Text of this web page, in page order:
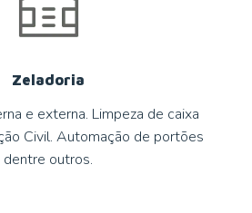
Zeladoria
e externa. Limpeza de caixa
Civil. Automação de portões
dentre outros.